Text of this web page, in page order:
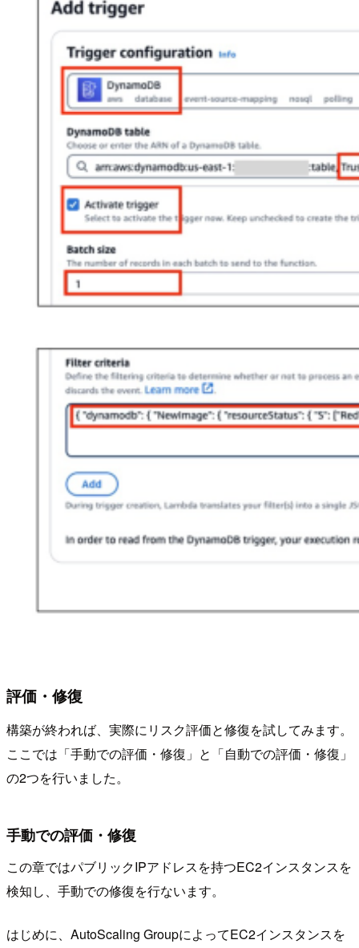
評価・修復
構築が終われば、実際にリスク評価と修復を試してみます。
ここでは「手動での評価・修復」と「自動での評価・修復」
の2つを行いました。
手動での評価・修復
この章ではパブリックIPアドレスを持つEC2インスタンスを
検知し、手動での修復を行ないます。
はじめに、AutoScaling GroupによってEC2インスタンスを